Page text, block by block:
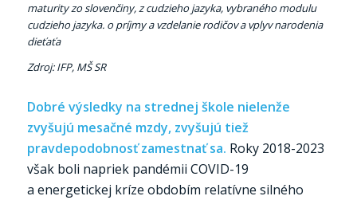
maturity zo slovenčiny, z cudzieho jazyka, vybraného modulu
cudzieho jazyka. o príjmy a vzdelanie rodičov a vplyv narodenia
dieťaťa
Zdroj: IFP, MŠ SR
Dobré výsledky na strednej škole nielenže
zvyšujú mesačné mzdy, zvyšujú tiež
pravdepodobnosť zamestnať sa. Roky 2018-2023
však boli napriek pandémii COVID-19
a energetickej kríze obdobím relatívne silného